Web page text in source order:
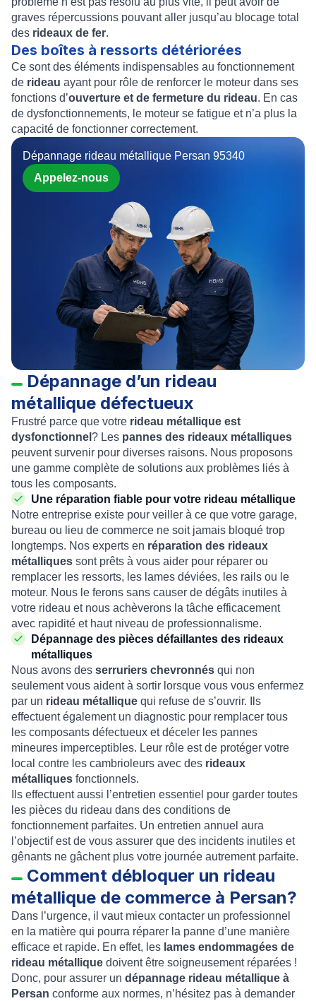
graves répercussions pouvant aller jusqu’au blocage total
des rideaux de fer.
Des boîtes à ressorts détériorées
Ce sont des éléments indispensables au fonctionnement
de rideau ayant pour rôle de renforcer le moteur dans ses
fonctions d’ouverture et de fermeture du rideau. En cas
de dysfonctionnements, le moteur se fatigue et n’a plus la
capacité de fonctionner correctement.
Dépannage rideau métallique Persan 95340
Appelez-nous
Dépannage d’un rideau
métallique défectueux
Frustré parce que votre rideau métallique est
dysfonctionnel ? Les pannes des rideaux métalliques
peuvent survenir pour diverses raisons. Nous proposons
une gamme complète de solutions aux problèmes liés à
tous les composants.
Une réparation fiable pour votre rideau métallique
Notre entreprise existe pour veiller à ce que votre garage,
bureau ou lieu de commerce ne soit jamais bloqué trop
longtemps. Nos experts en réparation des rideaux
métalliques sont prêts à vous aider pour réparer ou
remplacer les ressorts, les lames déviées, les rails ou le
moteur. Nous le ferons sans causer de dégâts inutiles à
votre rideau et nous achèverons la tâche efficacement
avec rapidité et haut niveau de professionnalisme.
Dépannage des pièces défaillantes des rideaux
métalliques
Nous avons des serruriers chevronnés qui non
seulement vous aident à sortir lorsque vous vous enfermez
par un rideau métallique qui refuse de s’ouvrir. Ils
effectuent également un diagnostic pour remplacer tous
les composants défectueux et déceler les pannes
mineures imperceptibles. Leur rôle est de protéger votre
local contre les cambrioleurs avec des rideaux
métalliques fonctionnels.
Ils effectuent aussi l’entretien essentiel pour garder toutes
les pièces du rideau dans des conditions de
fonctionnement parfaites. Un entretien annuel aura
l’objectif est de vous assurer que des incidents inutiles et
gênants ne gâchent plus votre journée autrement parfaite.
Comment débloquer un rideau
métallique de commerce à Persan?
Dans l’urgence, il vaut mieux contacter un professionnel
en la matière qui pourra réparer la panne d’une manière
efficace et rapide. En effet, les lames endommagées de
rideau métallique doivent être soigneusement réparées !
Donc, pour assurer un dépannage rideau métallique à
Persan conforme aux normes, n’hésitez pas à demander